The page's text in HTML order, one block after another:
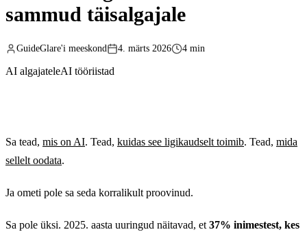
sammud täisalgajale
GuideGlare'i meeskond 4. märts 2026 4 min
AI algajateleAI tööriistad
Sa tead, mis on AI. Tead, kuidas see ligikaudselt toimib. Tead, mida
sellelt oodata.
Ja ometi pole sa seda korralikult proovinud.
Sa pole üksi. 2025. aasta uuringud näitavad, et 37% inimestest, kes